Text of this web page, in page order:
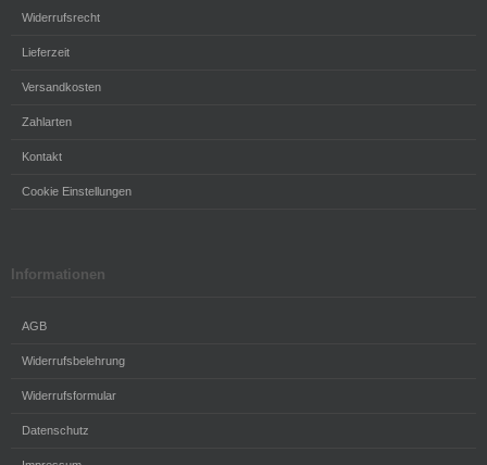
Widerrufsrecht
Lieferzeit
Versandkosten
Zahlarten
Kontakt
Cookie Einstellungen
Informationen
AGB
Widerrufsbelehrung
Widerrufsformular
Datenschutz